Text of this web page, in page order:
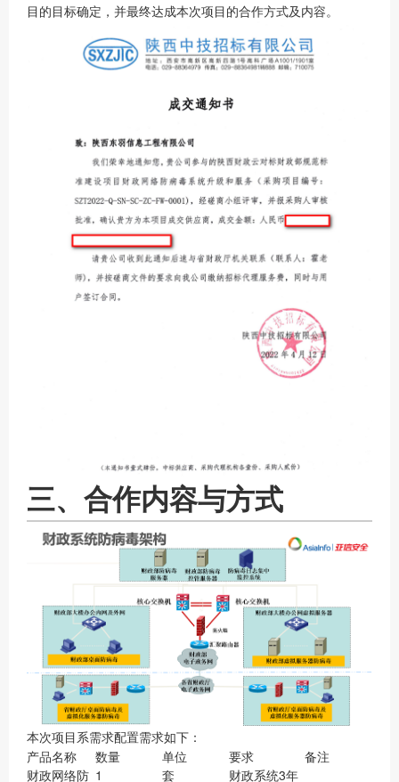
目的目标确定，并最终达成本次项目的合作方式及内容。
三、合作内容与方式
本次项目系需求配置需求如下：
产品名称
数量 单位 要求
备注
财政网络防 1 套
财政系统3年